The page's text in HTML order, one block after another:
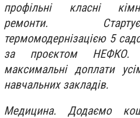
профільні класні
ремонти.
термомодернізацією 5
за проєктом НЕФКО.
максимальні доплати
навчальних закладів.
Медицина. Додаємо